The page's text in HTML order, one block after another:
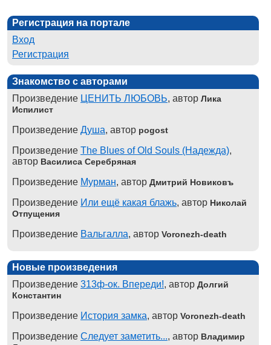
Регистрация на портале
Вход
Регистрация
Знакомство с авторами
Произведение ЦЕНИТЬ ЛЮБОВЬ, автор Лика
Испилист
Произведение Душа, автор pogost
Произведение The Blues of Old Souls (Надежда),
автор Василиса Серебряная
Произведение Мурман, автор Дмитрий Новиковъ
Произведение Или ещё какая блажь, автор Николай
Отпущения
Произведение Вальгалла, автор Voronezh-death
Новые произведения
Произведение 313ф-ок. Впереди!, автор Долгий
Константин
Произведение История замка, автор Voronezh-death
Произведение Следует заметить..., автор Владимир